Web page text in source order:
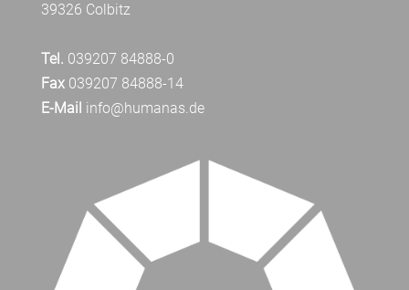
39326 Colbitz
Tel. 039207 84888-0
Fax039207 84888-14
E-Mail info@humanas.de